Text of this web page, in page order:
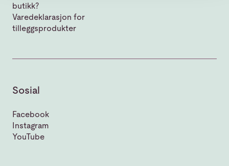
butikk?
Varedeklarasjon for
tilleggsprodukter
Sosial
Facebook
Instagram
YouTube